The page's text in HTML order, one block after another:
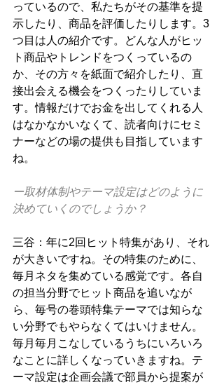
っているので、私たちがその基準を提
示したり、商品を評価したりします。3
つ目は人の紹介です。どんな人がヒッ
ト商品やトレンドをつくっているの
か、その方々を紙面で紹介したり、直
接出会える機会をつくったりしていま
す。情報だけでお金を出してくれる人
はなかなかいなくて、読者向けにセミ
ナーなどの場の提供も目指しています
ね。
ー取材体制やテーマ設定はどのように
決めていくのでしょうか？
三谷：年に2回ヒット特集があり、それ
が大きいですね。その特集のために、
毎月ネタを集めている感覚です。各自
の担当分野でヒット商品を追いなが
ら、毎号の巻頭特集テーマでは知らな
い分野でもやらなくてはいけません。
毎月毎月こなしているうちにいろいろ
なことに詳しくなっていきますね。テ
ーマ設定は企画会議で部員から提案が